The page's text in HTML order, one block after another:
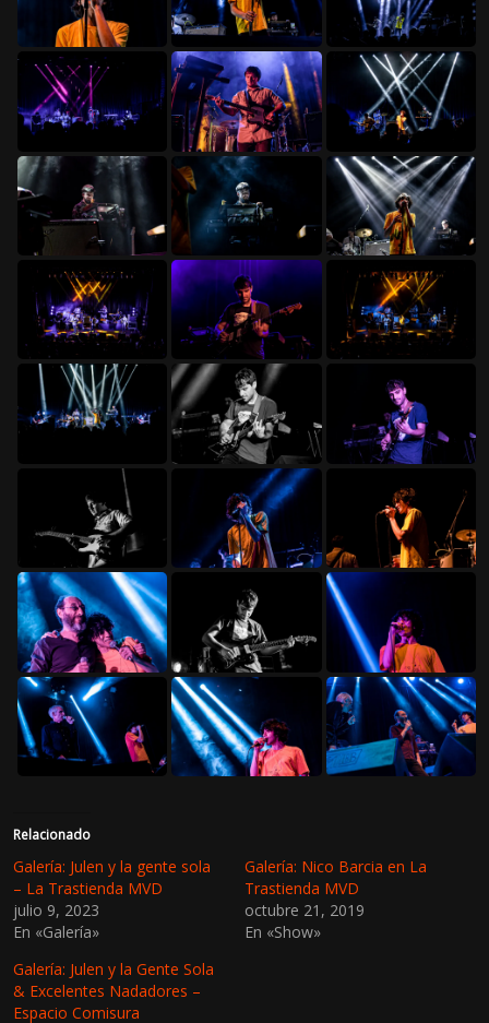
Relacionado
Galería: Julen y la gente sola
– La Trastienda MVD
julio 9, 2023
En «Galería»
Galería: Nico Barcia en La
Trastienda MVD
octubre 21, 2019
En «Show»
Galería: Julen y la Gente Sola
& Excelentes Nadadores –
Espacio Comisura